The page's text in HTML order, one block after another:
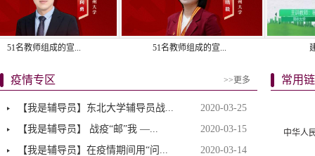
师组成的宣... 51名教师组成的宣... 建设美
>>更多
疫情专区
2020-03-25
【我是辅导员】东北大学辅导员战...
2020-03-15
【我是辅导员】 战疫“邮”我 —...
2020-03-14
【我是辅导员】在疫情期间用“问...
常用
中华人